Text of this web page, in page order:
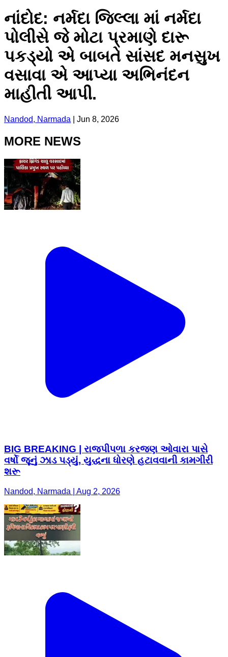
નાંદોદ: નર્મદા જિલ્લા માં નર્મદા
પોલીસે જે મોટા પ્રમાણે દારૂ
પકડ્યો એ બાબતે સાંસદ મનસુખ
વસાવા એ આપ્યા અભિનંદન
માહીતી આપી.
Nandod, Narmada Jun 8, 2026
MORE NEWS
BIG BREAKING | રાજપીપળા કરજણ ઓવારા પાસે
વર્ષો જૂનું ઝાડ પડ્યું, યુદ્ધના ધોરણે હટાવવાની કામગીરી
શરૂ
Nandod, Narmada | Aug 2, 2026